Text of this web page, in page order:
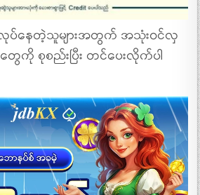
လုပ်နေတဲ့သူများအတွက် အသုံးဝင်လှ
ေကို စုစည်းပြီး တင်ပေးလိုက်ပါ